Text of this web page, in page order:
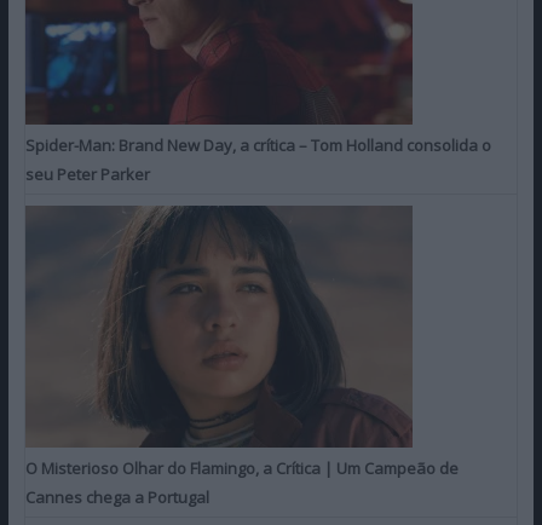
Spider-Man: Brand New Day, a crítica – Tom Holland consolida o
seu Peter Parker
O Misterioso Olhar do Flamingo, a Crítica | Um Campeão de
Cannes chega a Portugal